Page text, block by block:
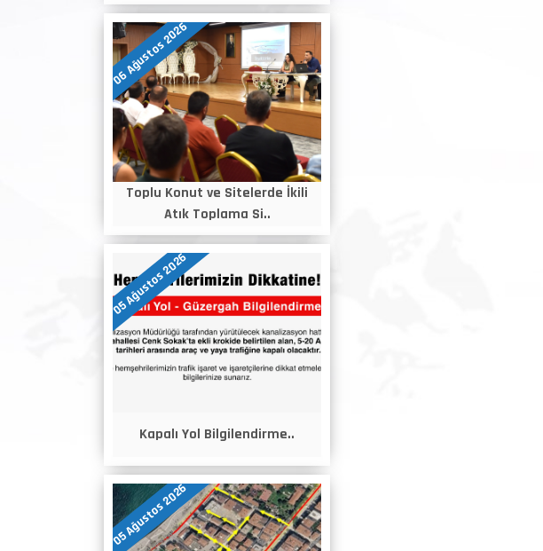
06 Ağustos 2026
Toplu Konut ve Sitelerde İkili
Atık Toplama Si..
05 Ağustos 2026
Kapalı Yol Bilgilendirme..
05 Ağustos 2026